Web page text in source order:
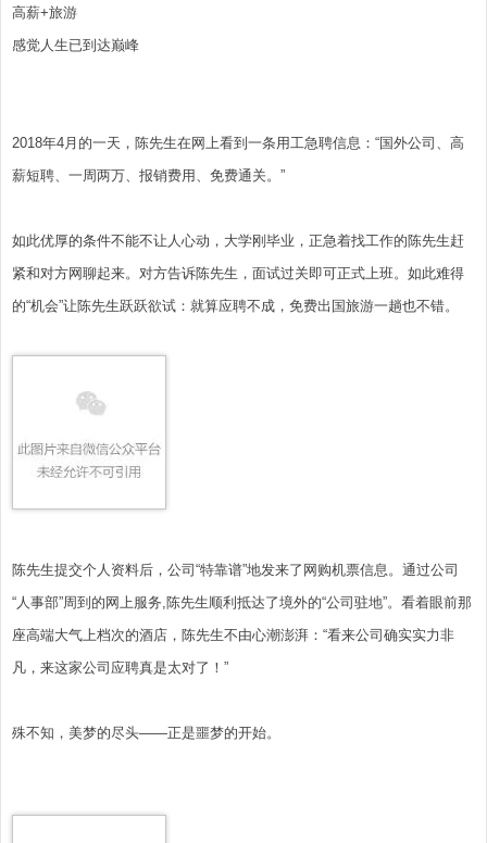
高薪+旅游
感觉人生已到达巅峰
2018年4月的一天，陈先生在网上看到一条用工急聘信息：“国外公司、高
薪短聘、一周两万、报销费用、免费通关。”
如此优厚的条件不能不让人心动，大学刚毕业，正急着找工作的陈先生赶
紧和对方网聊起来。对方告诉陈先生，面试过关即可正式上班。如此难得
的“机会”让陈先生跃跃欲试：就算应聘不成，免费出国旅游一趟也不错。
陈先生提交个人资料后，公司“特靠谱”地发来了网购机票信息。通过公司
“人事部”周到的网上服务,陈先生顺利抵达了境外的“公司驻地”。看着眼前那
座高端大气上档次的酒店，陈先生不由心潮澎湃：“看来公司确实实力非
凡，来这家公司应聘真是太对了！”
殊不知，美梦的尽头——正是噩梦的开始。